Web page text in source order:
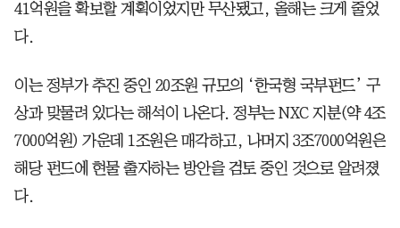
41억원을 확보할 계획이었지만 무산됐고, 올해는 크게 줄었
다.
이는 정부가 추진 중인 20조원 규모의 ‘한국형 국부펀드’ 구
상과 맞물려 있다는 해석이 나온다. 정부는 NXC 지분(약 4조
7000억원) 가운데 1조원은 매각하고, 나머지 3조7000억원은
해당 펀드에 현물 출자하는 방안을 검토 중인 것으로 알려졌
다.